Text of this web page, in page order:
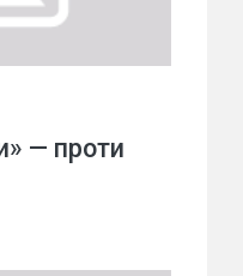
— проти